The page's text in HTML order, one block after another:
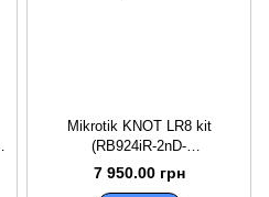
Mikrotik KNOT LR8 kit
(RB924iR-2nD-
BT5&BG77&R11e-LR8) шлюз
IoT з технологією LoRa
7 950.00 грн